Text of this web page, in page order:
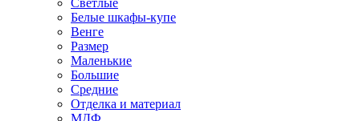
Светлые
Белые шкафы-купе
Венге
Размер
Маленькие
Большие
Средние
Отделка и материал
МДФ